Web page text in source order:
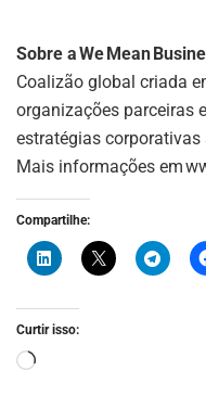
Sobre a We Mean
Coalizão global criada
organizações parceiras
estratégias
Mais informações em
Compartilhe:
Curtir isso: